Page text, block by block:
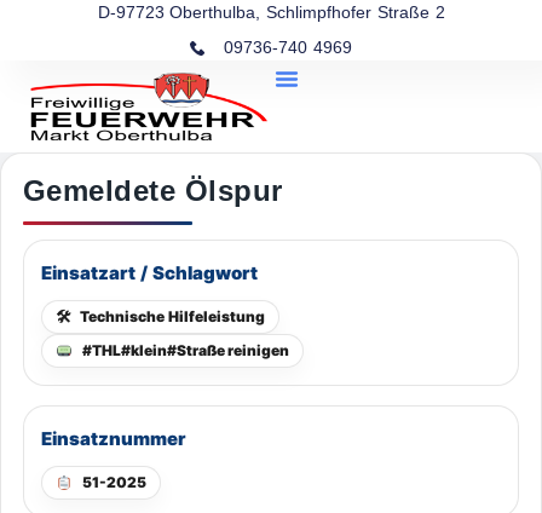
D-97723 Oberthulba, Schlimpfhofer Straße 2
09736-740 4969
Gemeldete Ölspur
Einsatzart / Schlagwort
🛠 Technische Hilfeleistung
#THL#klein#Straße reinigen
Einsatznummer
51-2025